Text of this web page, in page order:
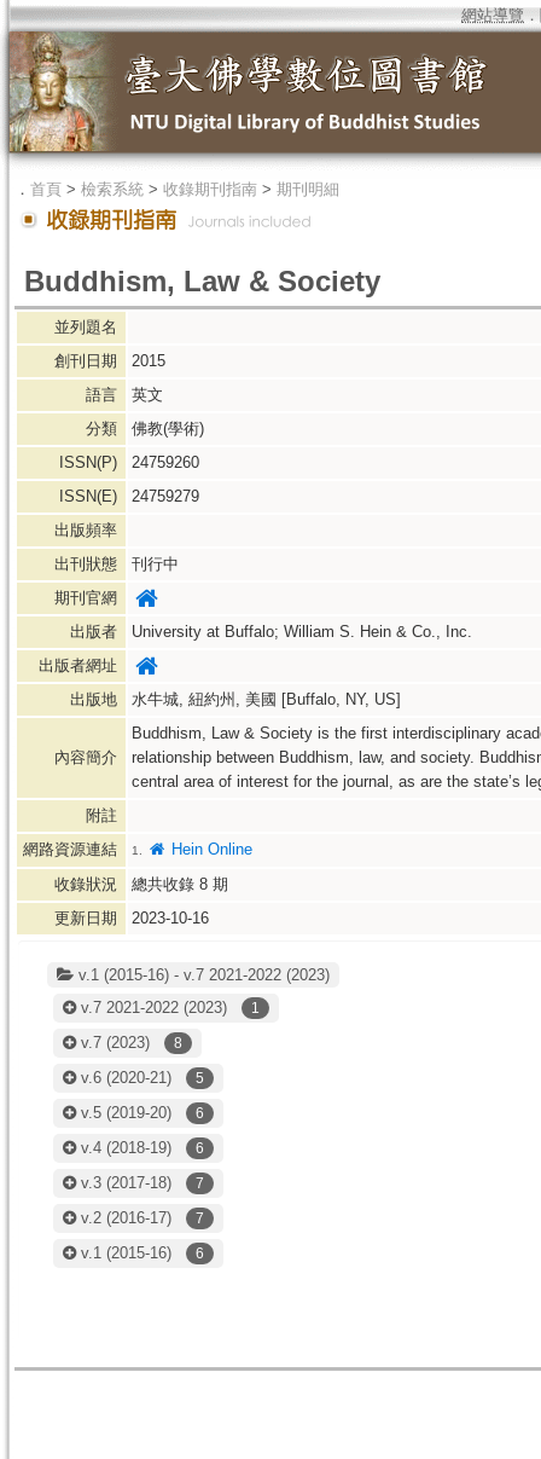
網站導覽 ．
． 首頁 > 檢索系統 > 收錄期刊指南 > 期刊明細
Buddhism, Law & Society
並列題名
創刊日期
2015
語言
英文
分類
佛教(學術)
ISSN(P)
24759260
ISSN(E)
24759279
出版頻率
出刊狀態
刊行中
期刊官網
出版者
University at Buffalo; William S. Hein & Co., Inc.
出版者網址
出版地
水牛城, 紐約州, 美國 [Buffalo, NY, US]
內容簡介
Buddhism, Law & Society is the first interdisciplinary
relationship between Buddhism, law, and society.
central area of interest for the journal, as are the state’s
附註
網路資源連結
1.
Hein Online
收錄狀況
總共收錄 8 期
更新日期
2023-10-16
v.1 (2015-16) - v.7 2021-2022 (2023)
v.7 2021-2022 (2023) 1
v.7 (2023) 8
v.6 (2020-21) 5
v.5 (2019-20) 6
v.4 (2018-19) 6
v.3 (2017-18) 7
v.2 (2016-17) 7
v.1 (2015-16) 6